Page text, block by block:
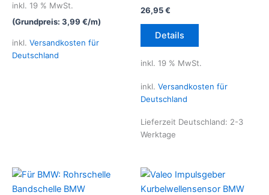
inkl. 19 % MwSt.
(Grundpreis: 3,99 €/m)
inkl. Versandkosten für
Deutschland
26,95€
Details
inkl. 19 % MwSt.
inkl. Versandkosten für
Deutschland
Lieferzeit Deutschland: 2-3
Werktage